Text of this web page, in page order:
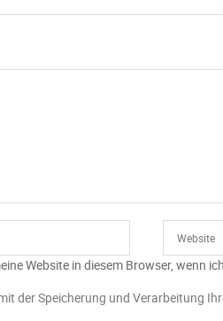
Website in diesem Browser, wenn
der Speicherung und Verarbeitung